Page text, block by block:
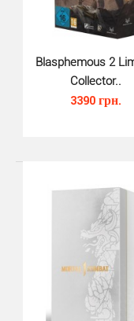
LEGO
Blasphemous 2
Collector..
3390 грн.